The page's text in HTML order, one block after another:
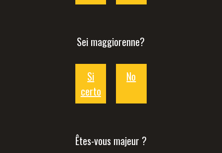
Sei maggiorenne?
Si
certo
No
Êtes-vous majeur ?